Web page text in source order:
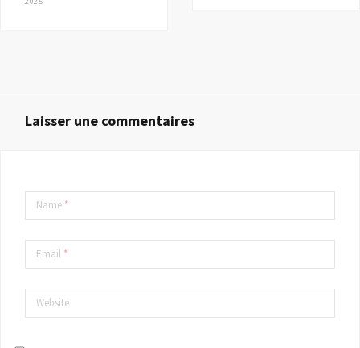
Laisser une commentaires
Name *
Email *
Website